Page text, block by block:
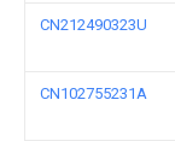
CN212490323U
CN102755231A